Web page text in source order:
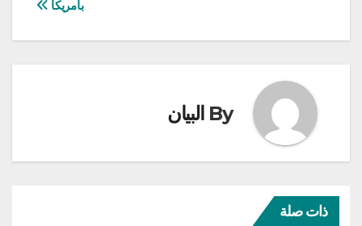
بامريكا
By البيان
ذات صلة